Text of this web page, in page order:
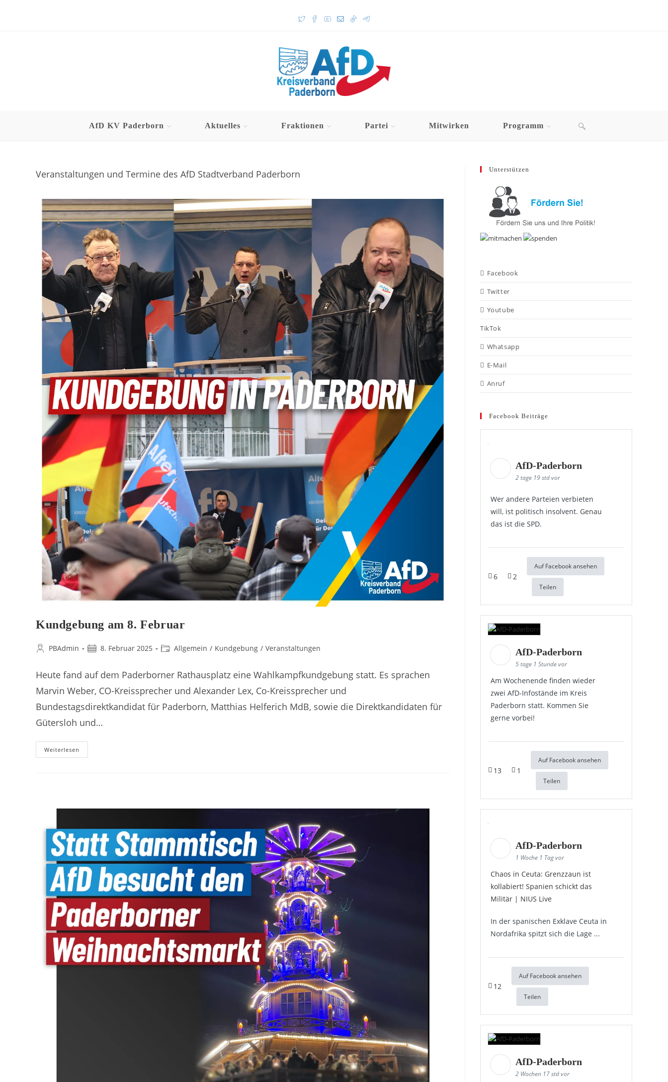
AfD KV Paderborn Aktuelles Fraktionen Partei Mitwirken Programm
Veranstaltungen und Termine des AfD Stadtverband Paderborn
Kundgebung am 8. Februar
PBAdmin 8. Februar 2025 Allgemein / Kundgebung / Veranstaltungen
Heute fand auf dem Paderborner Rathausplatz eine Wahlkampfkundgebung statt. Es sprachen
Marvin Weber, CO-Kreissprecher und Alexander Lex, Co-Kreissprecher und
Bundestagsdirektkandidat für Paderborn, Matthias Helferich MdB, sowie die Direktkandidaten für
Gütersloh und…
Weiterlesen
Unterstützen
Facebook
Twitter
Youtube
TikTok
Whatsapp
E-Mail
Anruf
Facebook Beiträge
AfD-Paderborn
2 tage 19 std vor
Wer andere Parteien verbieten
will, ist politisch insolvent. Genau
das ist die SPD.
6 2
Auf Facebook ansehen
Teilen
AfD-Paderborn
5 tage 1 Stunde vor
Am Wochenende finden wieder
zwei AfD-Infostände im Kreis
Paderborn statt. Kommen Sie
gerne vorbei!
13 1
Auf Facebook ansehen
Teilen
AfD-Paderborn
1 Woche 1 Tag vor
Chaos in Ceuta: Grenzzaun ist
kollabiert! Spanien schickt das
Militär | NIUS Live
In der spanischen Exklave Ceuta in
Nordafrika spitzt sich die Lage ...
12
Auf Facebook ansehen
Teilen
AfD-Paderborn
2 Wochen 17 std vor